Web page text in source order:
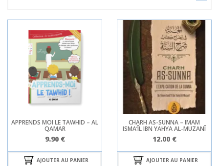
APPRENDS MOI LE TAWHID – AL
QAMAR
9.90 €
AJOUTER AU PANIER
CHARH AS-SUNNA – IMAM
ISMA’ÎL IBN YAHYA AL-MUZANÎ
12.00 €
AJOUTER AU PANIER